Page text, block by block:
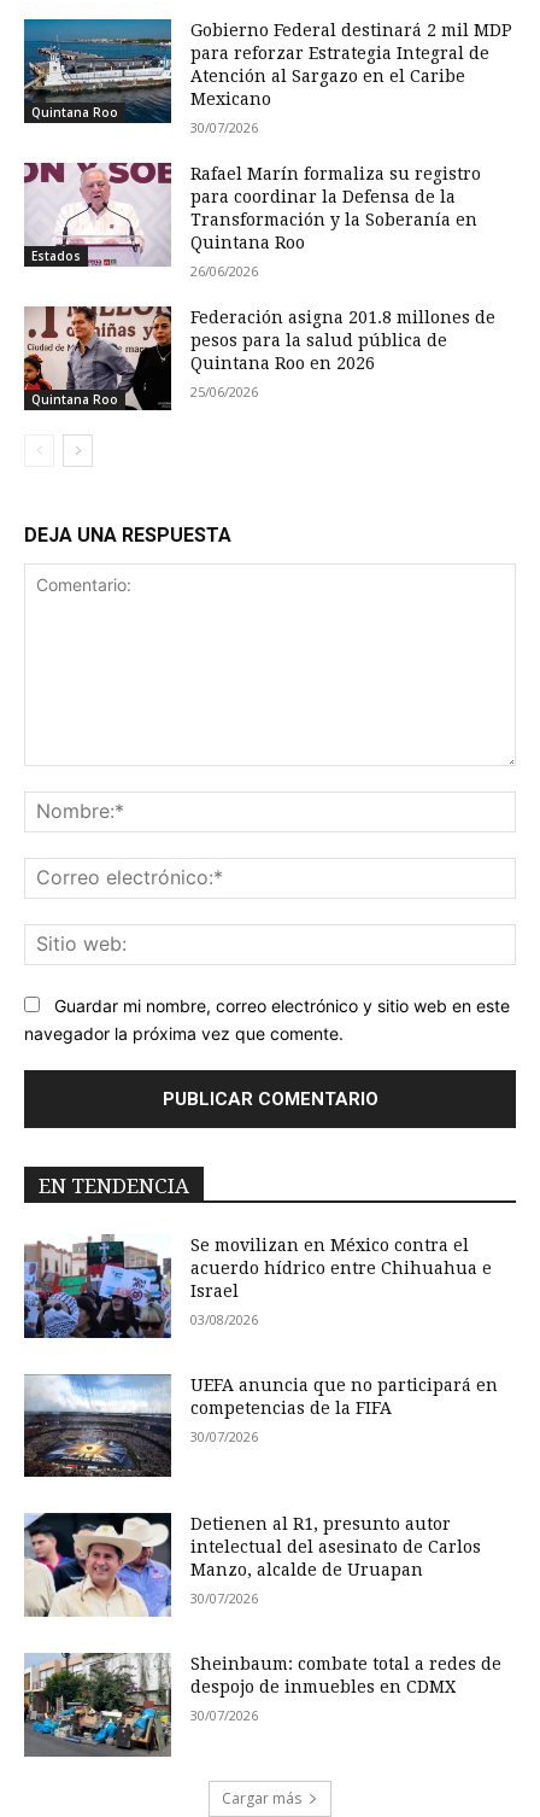
Quintana Roo
Gobierno Federal destinará 2 mil MDP
para reforzar Estrategia Integral de
Atención al Sargazo en el Caribe
Mexicano
30/07/2026
Estados
Rafael Marín formaliza su registro
para coordinar la Defensa de la
Transformación y la Soberanía en
Quintana Roo
26/06/2026
Quintana Roo
Federación asigna 201.8 millones de
pesos para la salud pública de
Quintana Roo en 2026
25/06/2026
DEJA UNA RESPUESTA
Guardar mi nombre, correo electrónico y sitio web en este
navegador la próxima vez que comente.
EN TENDENCIA
Se movilizan en México contra el
acuerdo hídrico entre Chihuahua e
Israel
03/08/2026
UEFA anuncia que no participará en
competencias de la FIFA
30/07/2026
Detienen al R1, presunto autor
intelectual del asesinato de Carlos
Manzo, alcalde de Uruapan
30/07/2026
Sheinbaum: combate total a redes de
despojo de inmuebles en CDMX
30/07/2026
Cargar más